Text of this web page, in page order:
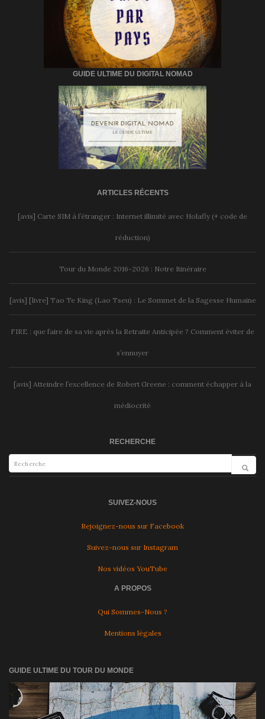
GUIDE ULTIME DU DIGITAL NOMAD
ARTICLES RÉCENTS
[avis] Carte SIM à l’étranger : Internet illimité avec Holafly (+ code de
réduction)
Tour du Monde 2016-2026 : Notre Itinéraire
[avis] [livre] Tao Te King (Lao Tseu) : Le Sommet de la Sagesse Humaine
FIRE : que faire de sa vie après la Retraite Anticipée ? Comment éviter de
s’ennuyer
[avis] Atteindre l’excellence de Robert Greene : comment échapper à la
médiocrité
RECHERCHE
SUIVEZ-NOUS
Rejoignez-nous sur Facebook
Suivez-nous sur Instagram
Nos vidéos YouTube
A PROPOS
Qui Sommes-Nous ?
Mentions légales
GUIDE ULTIME DU TOUR DU MONDE